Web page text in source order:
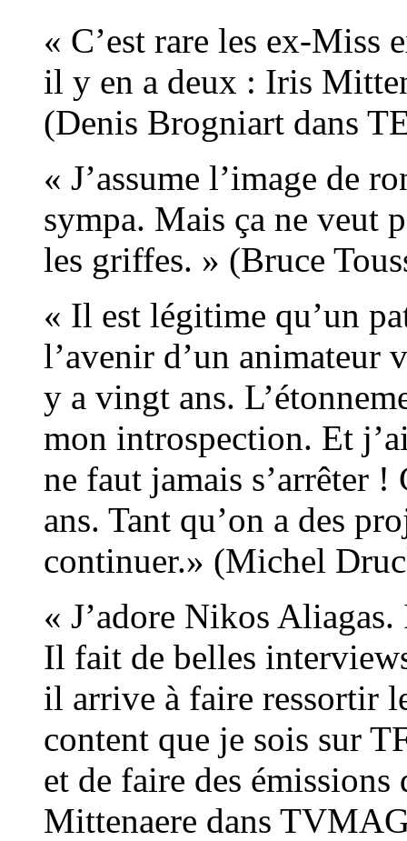
« C’est rare les ex-Miss
il y en a deux : Iris
(Denis Brogniart dans
« J’assume l’image de
sympa. Mais ça ne veut
les griffes. » (Bruce
« Il est légitime qu’un
l’avenir d’un animateur
y a vingt ans.
mon introspection. Et
ne faut jamais s’arrêter
ans. Tant qu’on a des
continuer.» (Michel
« J’adore Nikos
Il fait de belles
il arrive à faire ressortir
content que je sois sur
et de faire des
Mittenaere dans